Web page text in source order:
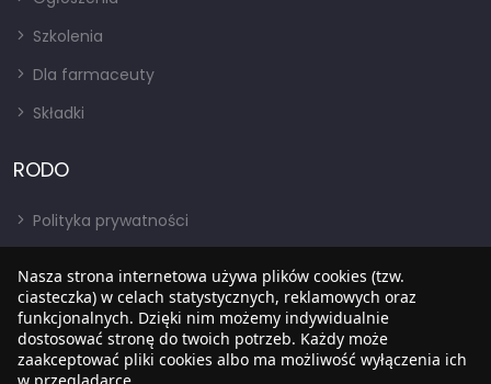
Szkolenia
Dla farmaceuty
Składki
RODO
Polityka prywatności
RODO
BIP
Nasza strona internetowa używa plików cookies (tzw.
ciasteczka) w celach statystycznych, reklamowych oraz
funkcjonalnych. Dzięki nim możemy indywidualnie
dostosować stronę do twoich potrzeb. Każdy może
zaakceptować pliki cookies albo ma możliwość wyłączenia ich